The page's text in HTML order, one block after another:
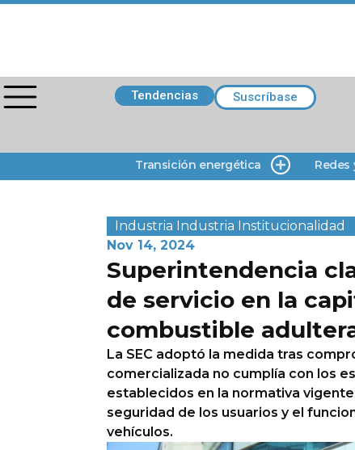
Tendencias Suscríbase
Transición energética
Industria Industria Institucionalidad
Nov 14, 2024
Superintendencia
de servicio en la
combustible
La SEC adoptó la medida tras
comercializada no cumplía con los
establecidos en la normativa
seguridad de los usuarios y el
vehículos.